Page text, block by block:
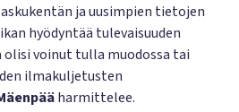
ja uusimpien tietojen
hyödyntää tulevaisuuden
voinut tulla muodossa tai
ilmakuljetusten
harmittelee.